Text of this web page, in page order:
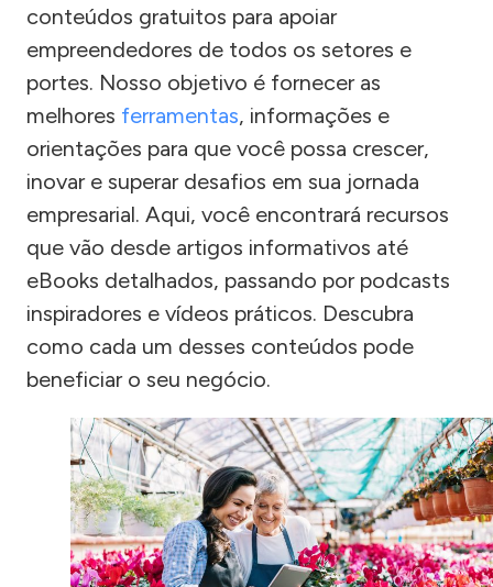
conteúdos gratuitos para apoiar
empreendedores de todos os setores e
portes. Nosso objetivo é fornecer as
melhores ferramentas, informações e
orientações para que você possa crescer,
inovar e superar desafios em sua jornada
empresarial. Aqui, você encontrará recursos
que vão desde artigos informativos até
eBooks detalhados, passando por podcasts
inspiradores e vídeos práticos. Descubra
como cada um desses conteúdos pode
beneficiar o seu negócio.